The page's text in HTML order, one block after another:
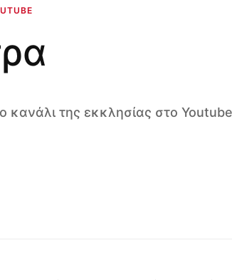
κανάλι της εκκλησίας στο